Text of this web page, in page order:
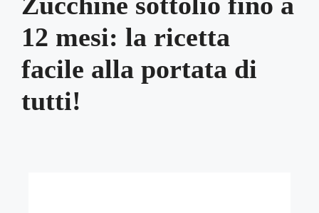
12 mesi: la ricetta
facile alla portata di
tutti!